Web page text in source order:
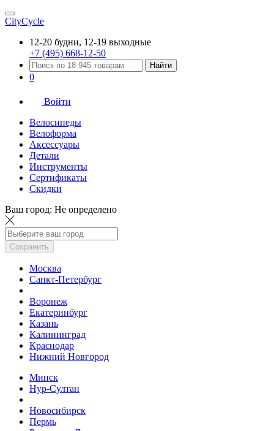
CityCycle
12-20 будни, 12-19 выходные
+7 (495) 668-12-50
Найти
0
Войти
Велосипеды
Велоформа
Аксессуары
Детали
Инструменты
Сертификаты
Скидки
Ваш город: Не определено
Сохранить
Москва
Санкт-Петербург
Воронеж
Екатеринбург
Казань
Калининград
Краснодар
Нижний Новгород
Минск
Нур-Султан
Новосибирск
Пермь